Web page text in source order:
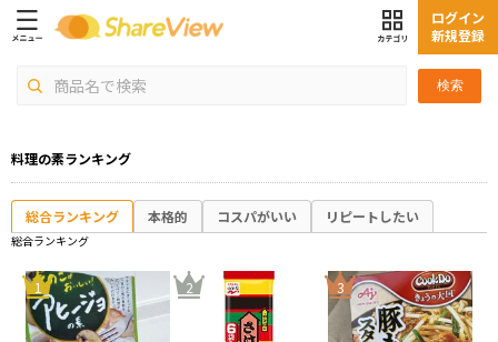
検索
ログイン
新規登録
料理の素ランキング
総合ランキング 本格的 コスパがいい リピートしたい
総合ランキング
1 2 3